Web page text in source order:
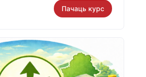
Пачаць курс